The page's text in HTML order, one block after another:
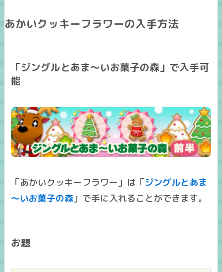
あかいクッキーフラワーの入手方法
「ジングルとあま～いお菓子の森」で入手可
能
「あかいクッキーフラワー」は「ジングルとあま
～いお菓子の森 」で手に入れることができます。
お題